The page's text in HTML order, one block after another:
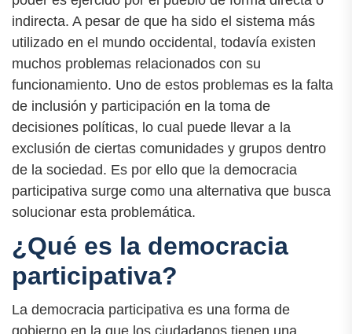
indirecta. A pesar de que ha sido el sistema más
utilizado en el mundo occidental, todavía existen
muchos problemas relacionados con su
funcionamiento. Uno de estos problemas es la falta
de inclusión y participación en la toma de
decisiones políticas, lo cual puede llevar a la
exclusión de ciertas comunidades y grupos dentro
de la sociedad. Es por ello que la democracia
participativa surge como una alternativa que busca
solucionar esta problemática.
¿Qué es la democracia
participativa?
La democracia participativa es una forma de